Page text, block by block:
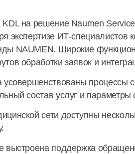
на решение Naumen
экспертизе ИТ-специалистов
NAUMEN. Широкие
обработки заявок и
усовершенствованы процессы
состав услуг и
сети доступны
выстроена поддержка